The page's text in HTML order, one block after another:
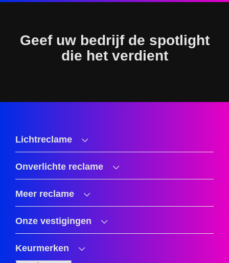
Geef uw bedrijf de spotlight
die het verdient
Lichtreclame
Onverlichte reclame
Meer reclame
Onze vestigingen
Keurmerken